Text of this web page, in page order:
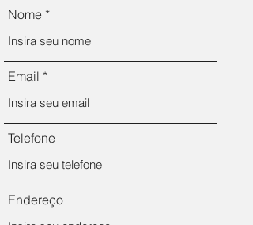
Nome
Email
Telefone
Endereço